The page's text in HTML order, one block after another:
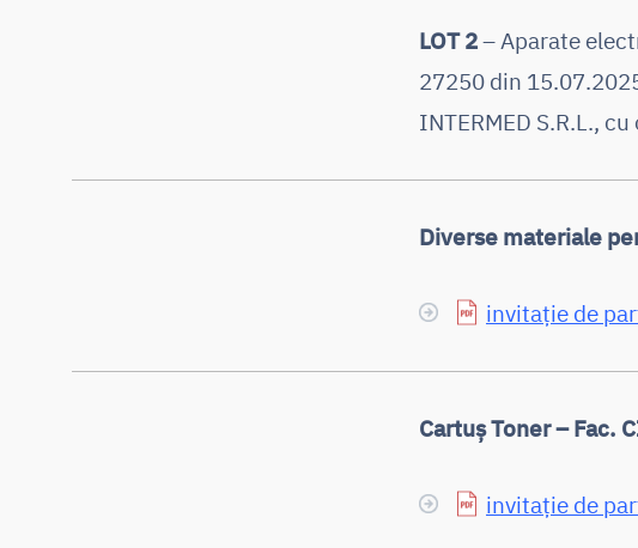
LOT 2– Aparate
27250 din
INTERMED S.R.L.,
Diverse materiale
invitație de
Cartuș Toner – Fac.
invitație de